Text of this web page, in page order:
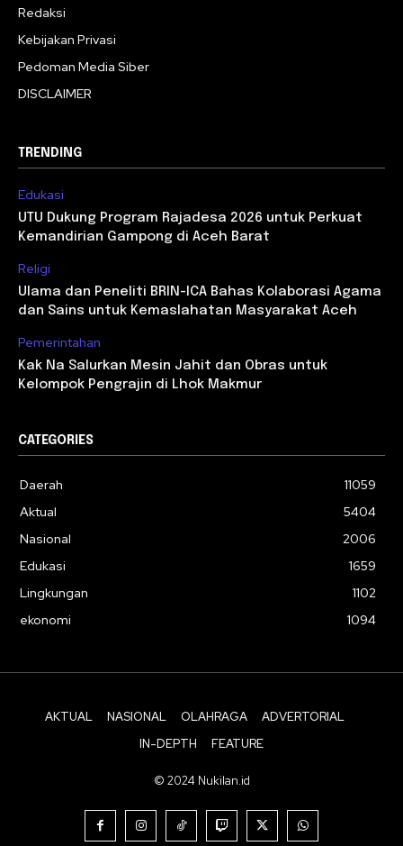
Redaksi
Kebijakan Privasi
Pedoman Media Siber
DISCLAIMER
TRENDING
Edukasi
UTU Dukung Program Rajadesa 2026 untuk Perkuat
Kemandirian Gampong di Aceh Barat
Religi
Ulama dan Peneliti BRIN-ICA Bahas Kolaborasi Agama
dan Sains untuk Kemaslahatan Masyarakat Aceh
Pemerintahan
Kak Na Salurkan Mesin Jahit dan Obras untuk
Kelompok Pengrajin di Lhok Makmur
CATEGORIES
Daerah
11059
Aktual
5404
Nasional
2006
Edukasi
1659
Lingkungan
1102
ekonomi
1094
AKTUAL NASIONAL OLAHRAGA
ADVERTORIAL
IN-DEPTH
FEATURE
© 2024 Nukilan.id